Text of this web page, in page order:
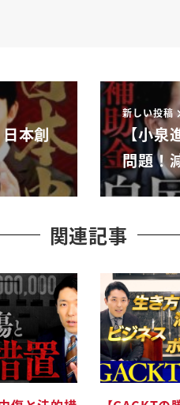
本創
新しい投稿
【小泉
問題！
関連記事